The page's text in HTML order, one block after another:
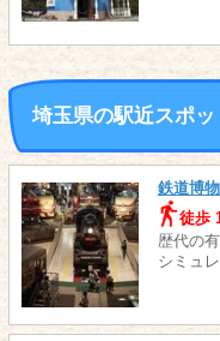
埼玉県の駅近スポッ
鉄道博
徒歩
歴代の
シミュ